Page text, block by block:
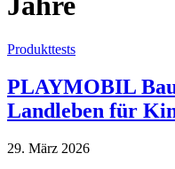
Produkttests
PLAYMOBIL
Landleben für
29. März 2026